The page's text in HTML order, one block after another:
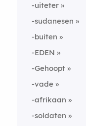
-uiteter
-sudanesen
-buiten
-EDEN
-Gehoopt
-vade
-afrikaan
-soldaten